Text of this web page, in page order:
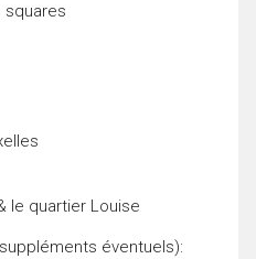
squares
le quartier Louise
éventuels):